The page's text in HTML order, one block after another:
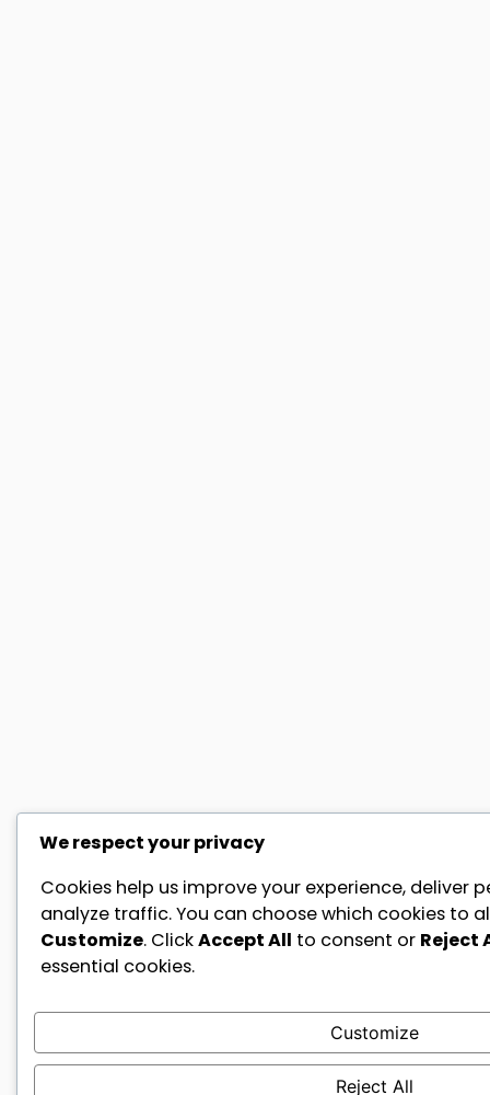
We respect your privacy
Cookies help us improve your experience, deliver
analyze traffic. You can choose which cookies to
Customize. ClickAccept All to consent or Reject
essential cookies.
Customize
Reject All